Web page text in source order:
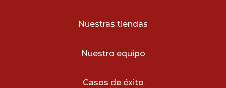
Nuestras tiendas
Nuestro equipo
Casos de éxito